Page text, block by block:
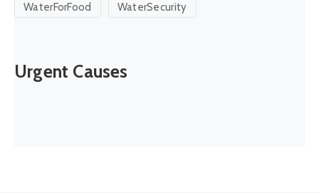
WaterForFood WaterSecurity
Urgent Causes